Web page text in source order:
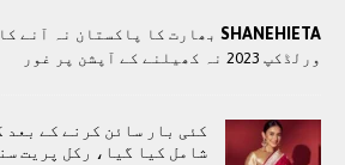
SHANEHIETA بھارت کا پاکستان نہ آنے
ورلڈکپ 2023 نہ کھیلنے کے آپشن پر غور
کئی بار سائن کرنے کے بعد
شامل کیا گیا، رکل پریت